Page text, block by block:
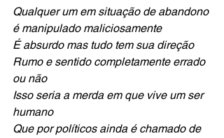
Qualquer um em situação de abandono
é manipulado maliciosamente
É absurdo mas tudo tem sua direção
Rumo e sentido completamente errado
ou não
Isso seria a merda em que vive um ser
humano
Que por políticos ainda é chamado de